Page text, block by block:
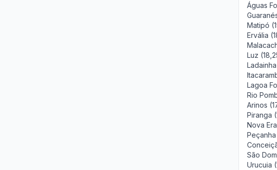
Águas
Matipó
Ervália
Luz
Lagoa
Rio
Arinos
Piranga
Nova
Peçanha
São
Urucuia